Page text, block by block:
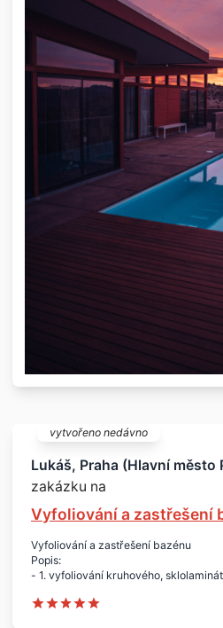
vytvořeno nedávno
Lukáš, Praha (Hlavní město
zakázku na
Vyfoliování a zastřešení
Vyfoliování a zastřešení bazénu
Popis:
- 1. vyfoliování kruhového,
- 2. kruhové posuvné zastřešení z